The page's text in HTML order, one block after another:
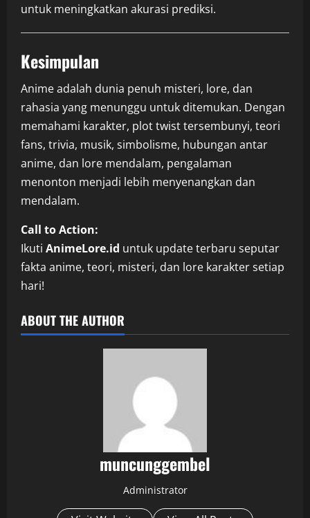
untuk meningkatkan akurasi prediksi.
Kesimpulan
Anime adalah dunia penuh misteri, lore, dan
rahasia yang menunggu untuk ditemukan. Dengan
memahami karakter, plot twist tersembunyi, teori
fans, trivia, musik, simbolisme, hubungan antar
anime, dan lore mendalam, pengalaman
menonton menjadi lebih menyenangkan dan
mendalam.
Call to Action:
Ikuti AnimeLore.id untuk update terbaru seputar
fakta anime, teori, misteri, dan lore karakter setiap
hari!
ABOUT THE AUTHOR
muncunggembel
Administrator